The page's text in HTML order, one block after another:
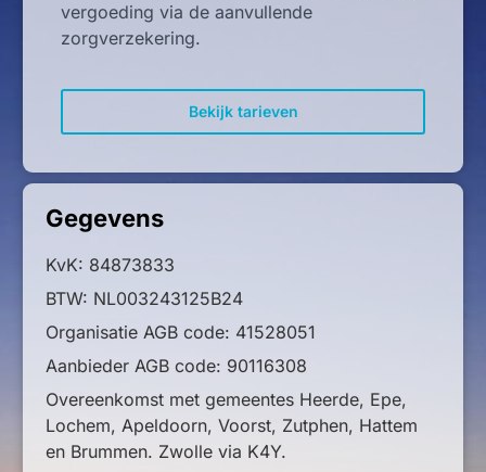
vergoeding via de aanvullende
zorgverzekering.
Bekijk tarieven
Gegevens
KvK: 84873833
BTW: NL003243125B24
Organisatie AGB code: 41528051
Aanbieder AGB code: 90116308
Overeenkomst met gemeentes Heerde, Epe,
Lochem, Apeldoorn, Voorst, Zutphen, Hattem
en Brummen. Zwolle via K4Y.